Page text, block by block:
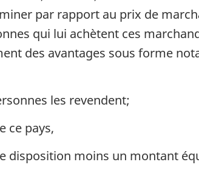
par rapport au prix de
qui lui achètent ces
des avantages sous forme
les revendent;
ce pays,
moins un montant